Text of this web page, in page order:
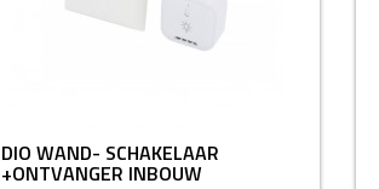
DIO WAND- SCHAKELAAR
+ONTVANGER INBOUW